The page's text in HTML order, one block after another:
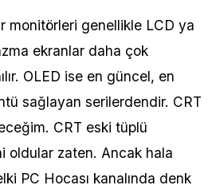
monitörleri genellikle LCD ya
ekranlar daha çok
OLED ise en güncel, en
sağlayan serilerdendir. CRT
CRT eski tüplü
oldular zaten. Ancak hala
PC Hocası kanalında denk